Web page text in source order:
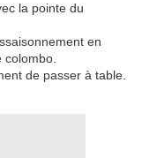
la pointe du
en
de passer à table.